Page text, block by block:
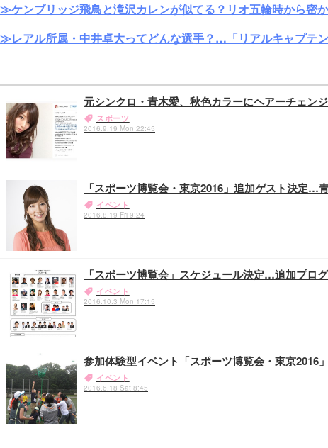
≫ケンブリッジ飛鳥と滝沢カレンが似てる？リオ五輪時から密
≫レアル所属・中井卓大ってどんな選手？…「リアルキャプテ
元シンクロ・青木愛、秋色カラーにヘアーチェンジ
スポーツ
2016.9.19 Mon 22:45
「スポーツ博覧会・東京2016」追加ゲスト決定…
イベント
2016.8.19 Fri 9:24
「スポーツ博覧会」スケジュール決定…追加プロ
イベント
2016.10.3 Mon 17:15
参加体験型イベント「スポーツ博覧会・東京2016
イベント
2016.6.18 Sat 8:45